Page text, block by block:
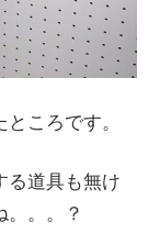
ころです。
る道具も無け
。。。？